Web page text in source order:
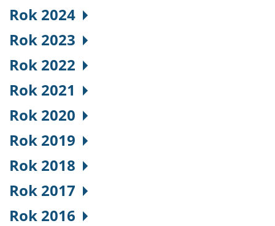
Rok 2024
Rok 2023
Rok 2022
Rok 2021
Rok 2020
Rok 2019
Rok 2018
Rok 2017
Rok 2016